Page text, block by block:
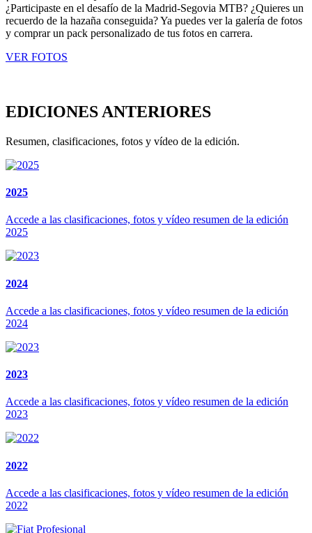
¿Participaste en el desafío de la Madrid-Segovia MTB? ¿Quieres un
recuerdo de la hazaña conseguida? Ya puedes ver la galería de fotos
y comprar un pack personalizado de tus fotos en carrera.
VER FOTOS
EDICIONES ANTERIORES
Resumen, clasificaciones, fotos y vídeo de la edición.
2025
Accede a las clasificaciones, fotos y vídeo resumen de la edición
2025
2024
Accede a las clasificaciones, fotos y vídeo resumen de la edición
2024
2023
Accede a las clasificaciones, fotos y vídeo resumen de la edición
2023
2022
Accede a las clasificaciones, fotos y vídeo resumen de la edición
2022